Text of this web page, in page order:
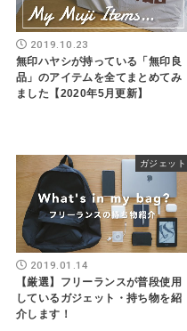
2019.10.23
無印ハヤシが持っている「無印良
品」のアイテムを全てまとめてみ
ました【2020年5月更新】
ガジェット
2019.01.14
【厳選】フリーランスが普段使用
しているガジェット・持ち物を紹
介します！